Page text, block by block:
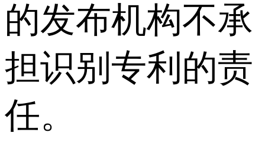
的发布机构不承
担识别专利的责
任。